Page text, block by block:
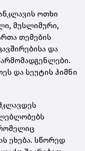
ოთხი
მუსლიმური,
თემების
და
და სეუტის ჰიმნი
ეხება. სწორედ